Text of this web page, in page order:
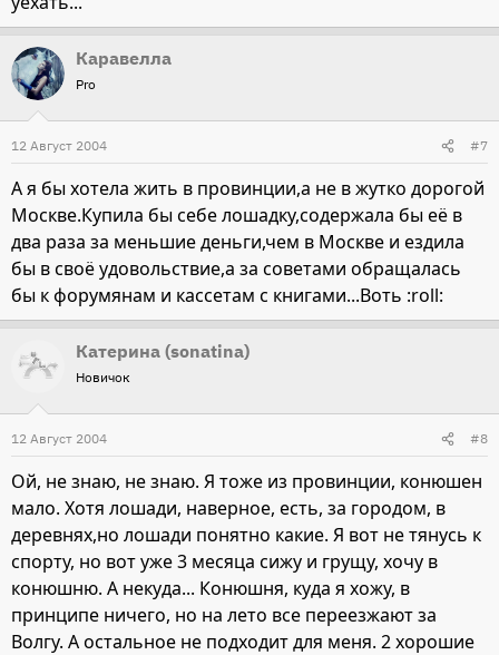
Каравелла
Pro
12 Август 2004 #7
А я бы хотела жить в провинции,а не в жутко дорогой
Москве.Купила бы себе лошадку,содержала бы её в
два раза за меньшие деньги,чем в Москве и ездила
бы в своё удовольствие,а за советами обращалась
бы к форумянам и кассетам с книгами...Воть :roll:
Катерина (sonatina)
Новичок
12 Август 2004 #8
Ой, не знаю, не знаю. Я тоже из провинции, конюшен
мало. Хотя лошади, наверное, есть, за городом, в
деревнях,но лошади понятно какие. Я вот не тянусь к
спорту, но вот уже 3 месяца сижу и грущу, хочу в
конюшню. А некуда... Конюшня, куда я хожу, в
принципе ничего, но на лето все переезжают за
Волгу. А остальное не подходит для меня. 2 хорошие